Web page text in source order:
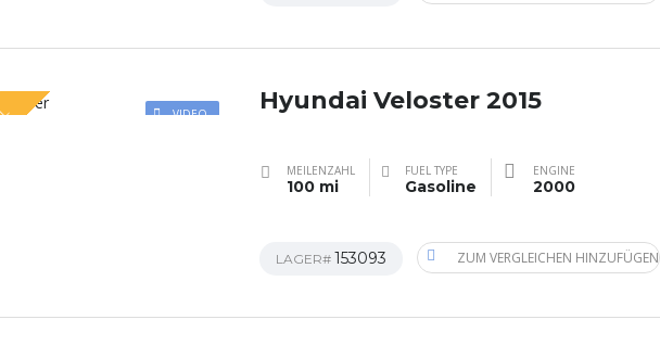
VIDEO Hyundai Veloster 2015
MEILENZAHL
100 mi
FUEL TYPE
Gasoline
ENGINE
2000
LAGER# 153093 ZUM VERGLEICHEN HINZUFÜGEN